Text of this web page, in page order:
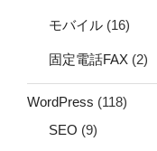
モバイル (16)
固定電話FAX (2)
WordPress (118)
SEO (9)